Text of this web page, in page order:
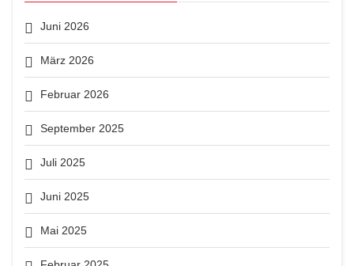
Juni 2026
März 2026
Februar 2026
September 2025
Juli 2025
Juni 2025
Mai 2025